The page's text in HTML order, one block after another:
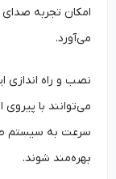
امکان تجربه صدای
می‌آورد.
نصب و راه اندازی این
سرعت به سیستم صوتی
بهره‌مند شوند.